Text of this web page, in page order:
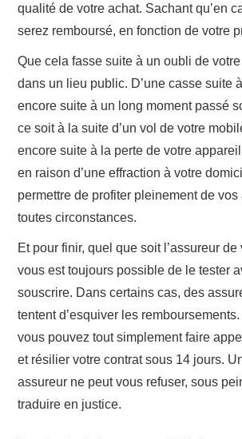
qualité de votre achat. Sachant qu’en
serez remboursé, en fonction de votre
Que cela fasse suite à un oubli de
dans un lieu public. D’une casse suite
encore suite à un long moment passé
ce soit à la suite d’un vol de votre
encore suite à la perte de votre
en raison d’une effraction à votre
permettre de profiter pleinement de
toutes circonstances.
Et pour finir, quel que soit l’assureur de
vous est toujours possible de le tester
souscrire. Dans certains cas, des
tentent d’esquiver les
vous pouvez tout simplement faire
et résilier votre contrat sous 14 jours.
assureur ne peut vous refuser, sous
traduire en justice.